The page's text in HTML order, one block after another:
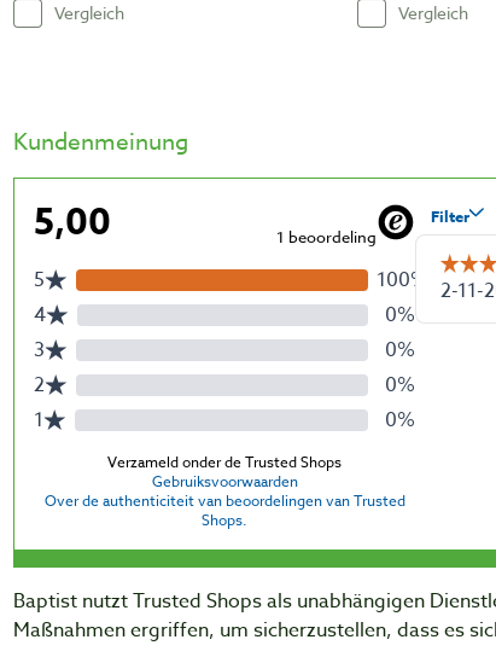
Vergleich
Vergleich
Kundenmeinung
Baptist nutzt Trusted Shops als unabhängigen
Maßnahmen ergriffen, um sicherzustellen, dass es